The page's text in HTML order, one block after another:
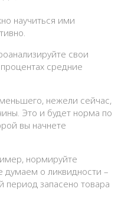
научиться ими
свои
средние
нежели сейчас,
Это и будет норма по
вы начнете
нормируйте
думаем о ликвидности –
период запасено товара